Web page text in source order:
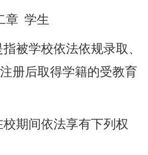
章 学生
被学校依法依规录取、
册后取得学籍的受教育
校期间依法享有下列权